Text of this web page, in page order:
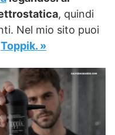
, quindi
Nel mio sito puoi
Toppik. »